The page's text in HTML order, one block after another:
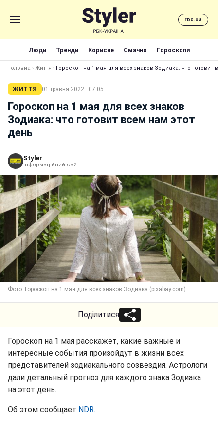
rbc.ua
Люди Тренди Корисне Смачно Гороскопи
Головна › Життя › Гороскоп на 1 мая для всех знаков Зодиака: что готовит
ЖИТТЯ 01 травня 2022 · 07:05
Гороскоп на 1 мая для всех знаков
Зодиака: что готовит всем нам этот
день
Styler
інформаційний сайт
Фото: Гороскоп на 1 мая для всех знаков Зодиака (pixabay.com)
Поділитися
Гороскоп на 1 мая расскажет, какие важные и
интересные события произойдут в жизни всех
представителей зодиакального созвездия. Астрологи
дали детальный прогноз для каждого знака Зодиака
на этот день.
Об этом сообщает NDR.